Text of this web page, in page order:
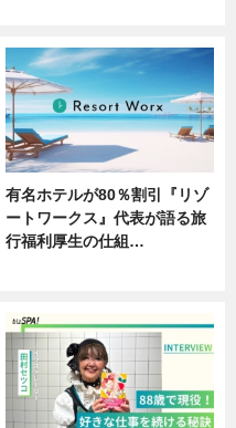
有名ホテルが80％割引『リゾ
ートワークス』代表が語る旅
行福利厚生の仕組…